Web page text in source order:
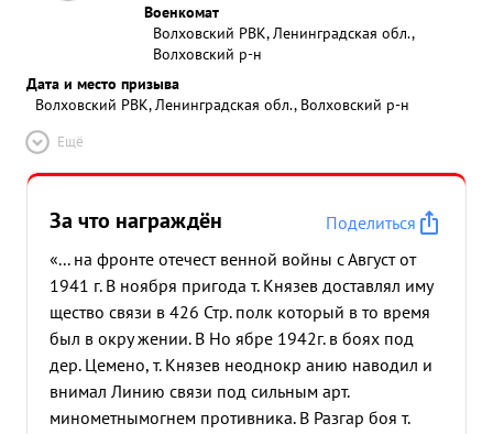
Военкомат
Волховский РВК, Ленинградская обл.,
Волховский р-н
Дата и место призыва
Волховский РВК, Ленинградская обл., Волховский р-н
Ещё
За что награждён
Поделиться
«... на фронте отечест венной войны с Август от
1941 г. В ноября пригода т. Князев доставлял иму
щество связи в 426 Стр. полк который в то время
был в окру жении. В Но ябре 1942г. в боях под
дер. Цемено, т. Князев неоднокр анию наводил и
внимал Линию связи под сильным арт.
минометнымогнем противника. В Разгар боя т.